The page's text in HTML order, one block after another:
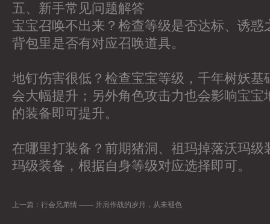
五、新手常见问题解答
宝宝召唤不出来？检查等级是否达标、诱惑
背包里是否有对应召唤道具。
地钉伤害很低？检查宝宝等级，千年树妖基
会大幅提升；另外角色攻击力也会影响宝宝
的装备即可提升。
在哪里打装备？前期猪洞、祖玛掉落沃玛级
玛级装备，根据自身等级对应选择即可。
上一篇： 行会兄弟情 —— 并肩作战的岁月，从未褪色